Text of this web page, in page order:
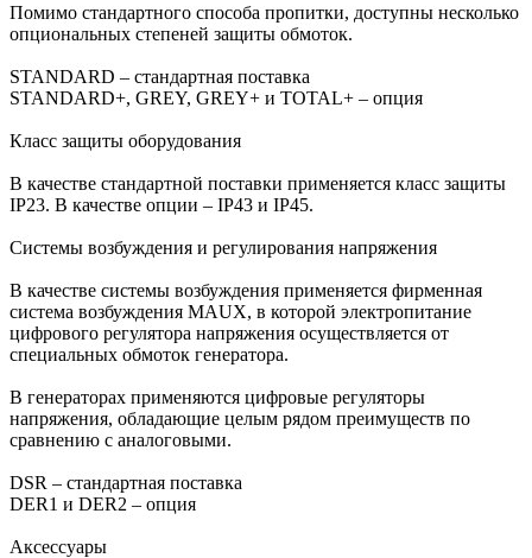
Помимо стандартного способа пропитки, доступны несколько
опциональных степеней защиты обмоток.
STANDARD – стандартная поставка
STANDARD+, GREY, GREY+ и TOTAL+ – опция
Класс защиты оборудования
В качестве стандартной поставки применяется класс защиты
IP23. В качестве опции – IP43 и IP45.
Системы возбуждения и регулирования напряжения
В качестве системы возбуждения применяется фирменная
система возбуждения MAUX, в которой электропитание
цифрового регулятора напряжения осуществляется от
специальных обмоток генератора.
В генераторах применяются цифровые регуляторы
напряжения, обладающие целым рядом преимуществ по
сравнению с аналоговыми.
DSR – стандартная поставка
DER1 и DER2 – опция
Аксессуары